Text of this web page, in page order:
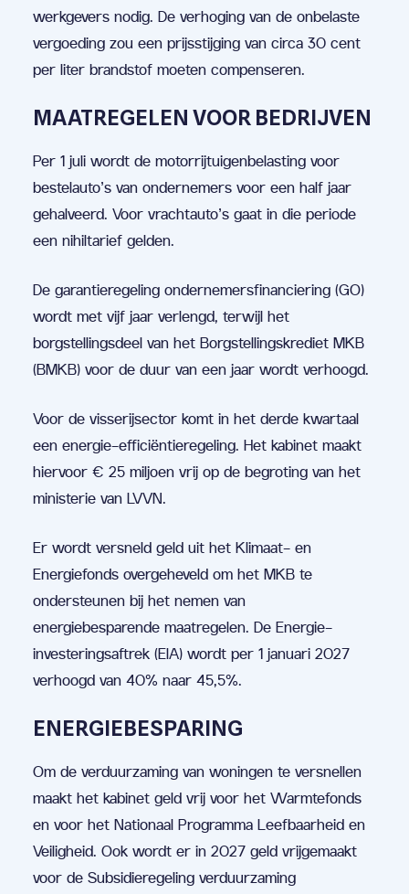
werkgevers nodig. De verhoging van de onbelaste
vergoeding zou een prijsstijging van circa 30 cent
per liter brandstof moeten compenseren.
MAATREGELEN VOOR BEDRIJVEN
Per 1 juli wordt de motorrijtuigenbelasting voor
bestelauto’s van ondernemers voor een half jaar
gehalveerd. Voor vrachtauto’s gaat in die periode
een nihiltarief gelden.
De garantieregeling ondernemersfinanciering (GO)
wordt met vijf jaar verlengd, terwijl het
borgstellingsdeel van het Borgstellingskrediet MKB
(BMKB) voor de duur van een jaar wordt verhoogd.
Voor de visserijsector komt in het derde kwartaal
een energie-efficiëntieregeling. Het kabinet maakt
hiervoor € 25 miljoen vrij op de begroting van het
ministerie van LVVN.
Er wordt versneld geld uit het Klimaat- en
Energiefonds overgeheveld om het MKB te
ondersteunen bij het nemen van
energiebesparende maatregelen. De Energie-
investeringsaftrek (EIA) wordt per 1 januari 2027
verhoogd van 40% naar 45,5%.
ENERGIEBESPARING
Om de verduurzaming van woningen te versnellen
maakt het kabinet geld vrij voor het Warmtefonds
en voor het Nationaal Programma Leefbaarheid en
Veiligheid. Ook wordt er in 2027 geld vrijgemaakt
voor de Subsidieregeling verduurzaming